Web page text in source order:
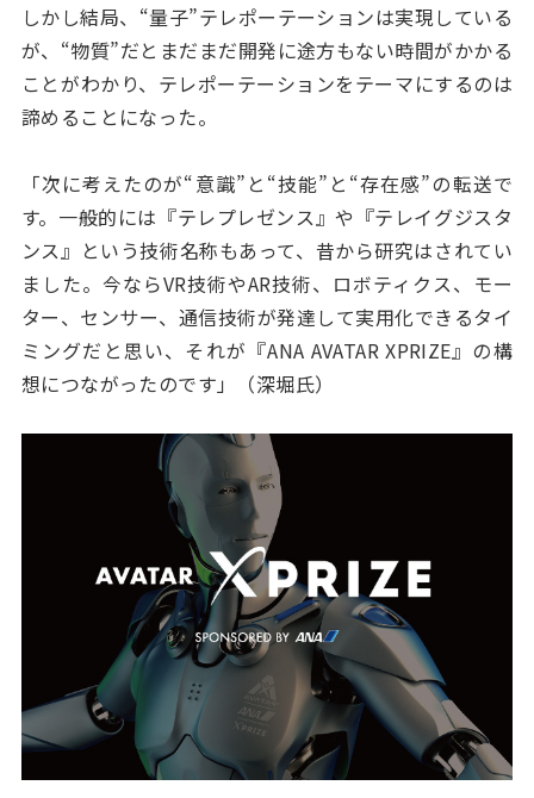
しかし結局、“量子”テレポーテーションは実現している
が、“物質”だとまだまだ開発に途方もない時間がかかる
ことがわかり、テレポーテーションをテーマにするのは
諦めることになった。
「次に考えたのが“意識”と“技能”と“存在感”の転送で
す。一般的には『テレプレゼンス』や『テレイグジスタ
ンス』という技術名称もあって、昔から研究はされてい
ました。今ならVR技術やAR技術、ロボティクス、モー
ター、センサー、通信技術が発達して実用化できるタイ
ミングだと思い、それが『ANA AVATAR XPRIZE』の構
想につながったのです」（深堀氏）